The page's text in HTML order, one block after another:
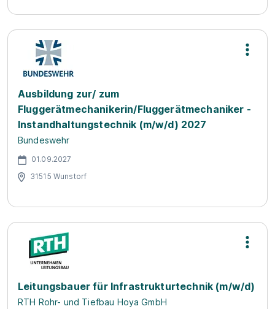
Ausbildung zur/ zum
Fluggerätmechanikerin/Fluggerätmechaniker -
Instandhaltungstechnik (m/w/d) 2027
Bundeswehr
01.09.2027
31515 Wunstorf
Leitungsbauer für Infrastrukturtechnik (m/w/d)
RTH Rohr- und Tiefbau Hoya GmbH